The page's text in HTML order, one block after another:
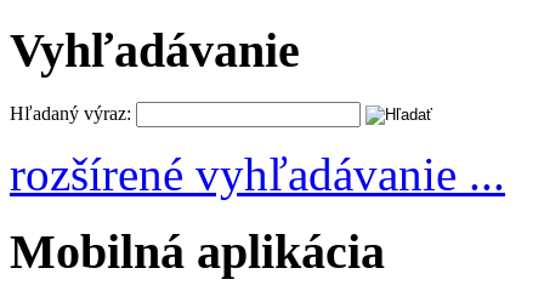
Vyhľadávanie
Hľadaný výraz:
rozšírené vyhľadávanie ...
Mobilná aplikácia